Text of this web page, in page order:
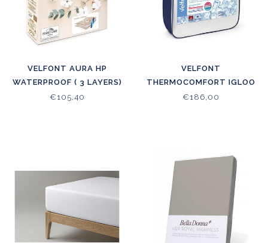
VELFONT AURA HP
WATERPROOF ( 3 LAYERS)
€105,40
VELFONT
THERMOCOMFORT IGLOO
QUILTED
€186,00